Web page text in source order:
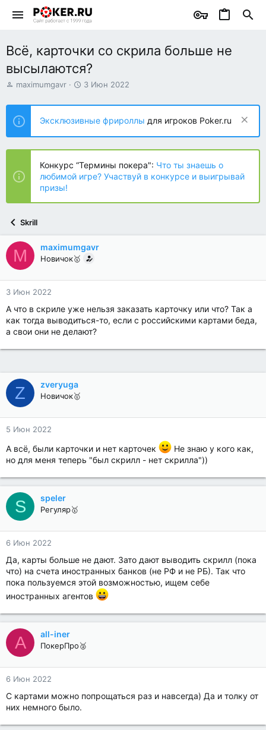
Всё, карточки со скрила больше не
высылаются?
А
т
о
р
т
е
ы
maximumgavr
Д
т
н
а
ч
л
а
3 Июн 2022
Эксклюзивные фрироллы для игроков Poker.ru
Конкурс “Термины покера": Что ты знаешь о
любимой игре? Участвуй в конкурсе и выигрывай
призы!
Skrill
M maximumgavr
Новичок🥇
3 Июн 2022
А что в скриле уже нельзя заказать карточку или что? Так а
как тогда выводиться-то, если с российскими картами беда,
а свои они не делают?
Z zveryuga
Новичок🥇
5 Июн 2022
А всё, были карточки и нет карточек
Не знаю у кого как,
но для меня теперь "был скрилл - нет скрилла"))
S speler
Регуляр🥇
6 Июн 2022
Да, карты больше не дают. Зато дают выводить скрилл (пока
что) на счета иностранных банков (не РФ и не РБ). Так что
пока пользуемся этой возможностью, ищем себе
иностранных агентов
A all-iner
ПокерПро🥈
6 Июн 2022
C картами можно попрощаться раз и навсегда) Да и толку от
них немного было.